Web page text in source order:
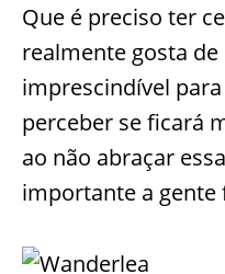
Que é preciso ter
realmente gosta
imprescindível
perceber se ficará
ao não abraçar
importante a gente